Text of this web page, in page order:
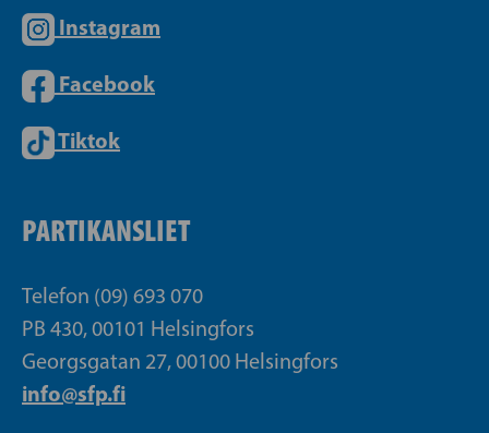
Instagram
Facebook
Tiktok
PARTIKANSLIET
Telefon (09) 693 070
PB 430, 00101 Helsingfors
Georgsgatan 27, 00100 Helsingfors
info@sfp.fi